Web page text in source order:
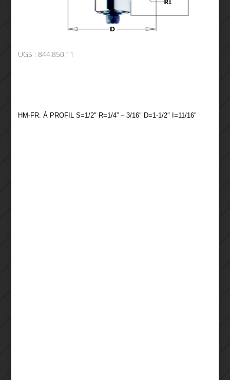
UGS : 844.850.11
HM-FR. À PROFIL S=1/2″ R=1/4” – 3/16″ D=1-1/2″ I=11/16″